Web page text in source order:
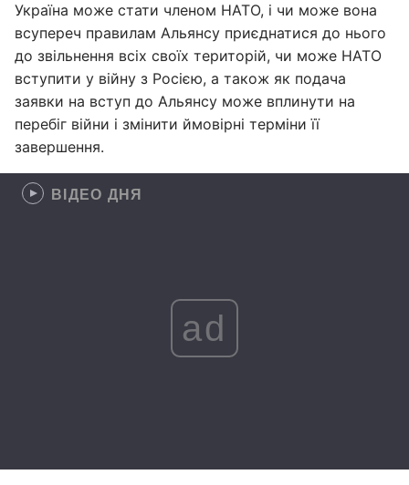
Україна може стати членом НАТО, і чи може вона
всупереч правилам Альянсу приєднатися до нього
до звільнення всіх своїх територій, чи може НАТО
вступити у війну з Росією, а також як подача
заявки на вступ до Альянсу може вплинути на
перебіг війни і змінити ймовірні терміни її
завершення.
ВІДЕО ДНЯ
ad